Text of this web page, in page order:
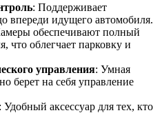
: Поддерживает
впереди идущего автомобиля.
обеспечивают полный
что облегчает парковку и
управления: Умная
берет на себя управление
: Удобный аксессуар для тех, кто